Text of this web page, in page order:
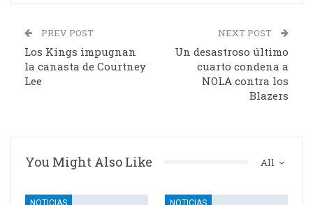
PREV POST
Los Kings impugnan
la canasta de Courtney
Lee
NEXT POST
Un desastroso último
cuarto condena a
NOLA contra los
Blazers
All
You Might Also Like
NOTICIAS NOTICIAS